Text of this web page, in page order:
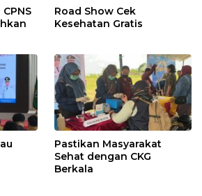
Road Show Cek
Kesehatan Gratis
Pastikan Masyarakat
Sehat dengan CKG
Berkala